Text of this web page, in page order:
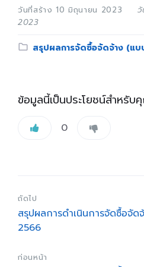
วันที่สร้าง 10 มิถุนายน 2023
2023
Category:
สรุปผลการจัดซื้อจัดจ้าง (แบ
ข้อมูลนี้เป็นประโยชน์สำหรั
0
ถัดไป
สรุปผลการดำเนินการจัดซื้อจัด
2566
ก่อนหน้า